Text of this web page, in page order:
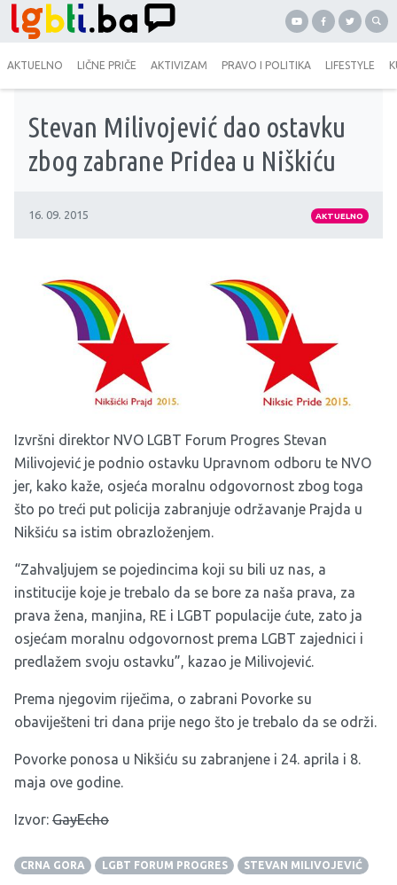
AKTUELNO LIČNE PRIČE AKTIVIZAM PRAVO I POLITIKA LIFESTYLE
Stevan Milivojević dao ostavku
zbog zabrane Pridea u Niškiću
16. 09. 2015 AKTUELNO
Izvršni direktor NVO LGBT Forum Progres Stevan
Milivojević je podnio ostavku Upravnom odboru te NVO
jer, kako kaže, osjeća moralnu odgovornost zbog toga
što po treći put policija zabranjuje održavanje Prajda u
Nikšiću sa istim obrazloženjem.
“Zahvaljujem se pojedincima koji su bili uz nas, a
institucije koje je trebalo da se bore za naša prava, za
prava žena, manjina, RE i LGBT populacije ćute, zato ja
osjećam moralnu odgovornost prema LGBT zajednici i
predlažem svoju ostavku”, kazao je Milivojević.
Prema njegovim riječima, o zabrani Povorke su
obaviješteni tri dana prije nego što je trebalo da se održi.
Povorke ponosa u Nikšiću su zabranjene i 24. aprila i 8.
maja ove godine.
Izvor: GayEcho
CRNA GORA LGBT FORUM PROGRES STEVAN MILIVOJEVIĆ